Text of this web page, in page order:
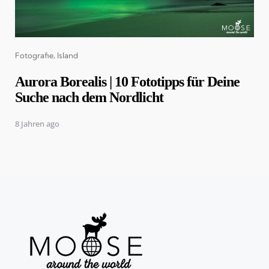
Categories
Fotografie Island
Aurora Borealis | 10 Fototipps für Deine
Suche nach dem Nordlicht
8 Jahren ago